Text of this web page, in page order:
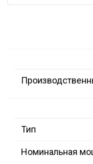
Тип
Номинальная